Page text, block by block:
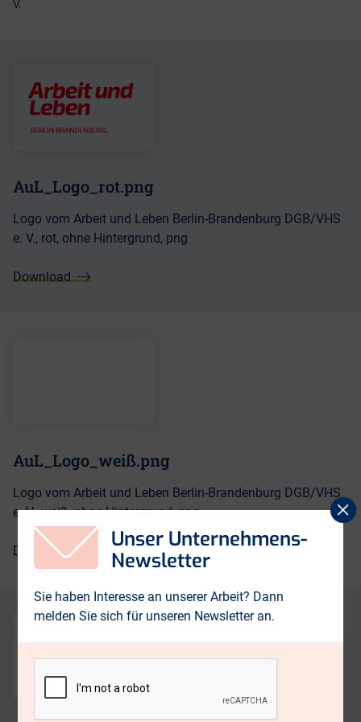
V.
AuL_Logo_rot.png
Logo vom Arbeit und Leben Berlin-Brandenburg DGB/VHS
e. V., rot, ohne Hintergrund, png
Download
AuL_Logo_weiß.png
Logo vom Arbeit und Leben Berlin-Brandenburg DGB/VHS
e. V., weiß, ohne Hintergrund, png
Download
Unser Unternehmens-
Newsletter
Sie haben Interesse an unserer Arbeit? Dann
melden Sie sich für unseren Newsletter an.